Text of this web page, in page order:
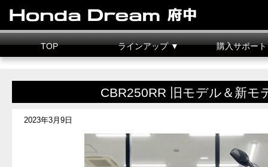
TOP ラインアップ ▼ 購入サポー
CBR250RR 旧モデル＆新モ
2023年3月9日